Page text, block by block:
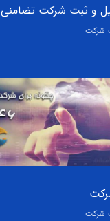
و ثبت شرکت تضامنی
شرکت
شرکت